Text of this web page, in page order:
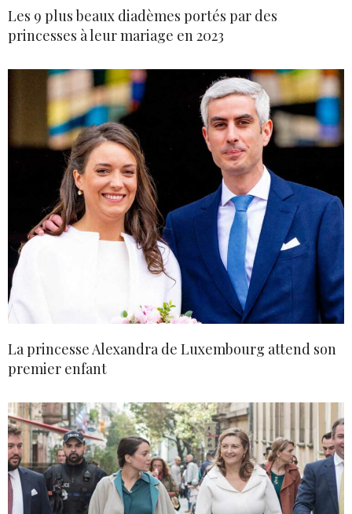
Les 9 plus beaux diadèmes portés par des
princesses à leur mariage en 2023
La princesse Alexandra de Luxembourg attend son
premier enfant